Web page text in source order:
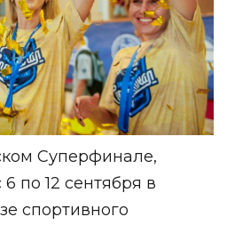
Суперфинале,
по 12 сентября в
спортивного